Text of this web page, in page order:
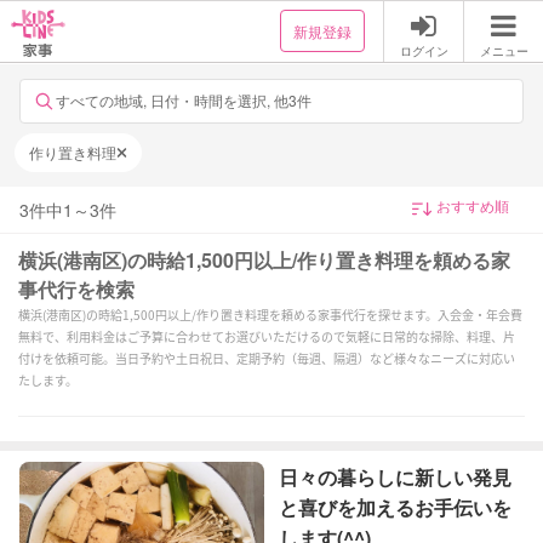
新規登録
ログイン メニュー
すべての地域, 日付・時間を選択, 他3件
作り置き料理
3件中1 ～3件
横浜(港南区)の時給1,500円以上/作り置き料理を頼める家
事代行を検索
横浜(港南区)の時給1,500円以上/作り置き料理を頼める家事代行を探せます。入会金・年会費
無料で、利用料金はご予算に合わせてお選びいただけるので気軽に日常的な掃除、料理、片
付けを依頼可能。当日予約や土日祝日、定期予約（毎週、隔週）など様々なニーズに対応い
たします。
日々の暮らしに新しい発見
と喜びを加えるお手伝いを
します(^^)